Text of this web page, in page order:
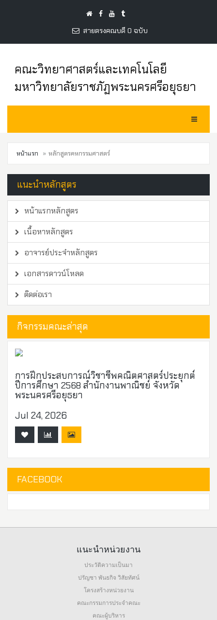
สายตรงคณบดี 0 ฉบับ
คณะวิทยาศาสตร์และเทคโนโลยี
มหาวิทยาลัยราชภัฏพระนครศรีอยุธยา
Toggle
หน้าแรก หลักสูตรคหกรรมศาสตร์
แนะนำหลักสูตร
หน้าแรกหลักสูตร
เนื้อหาหลักสูตร
อาจารย์ประจำหลักสูตร
เอกสารดาวน์โหลด
ติดต่อเรา
กิจกรรมคณะล่าสุด
การฝึกประสบการณ์วิชาชีพคณิตศาสตร์ประยุกต์
ปีการศึกษา 2568 สำนักงานพาณิชย์ จังหวัด
พระนครศรีอยุธยา
Jul 24, 2026
FACEBOOK
แนะนำหน่วยงาน
ประวัติความเป็นมา
ปรัญชา พันธกิจ วิสัยทัศน์
โครงสร้างหน่วยงาน
คณะกรรมการประจำคณะ
คณะผู้บริหาร